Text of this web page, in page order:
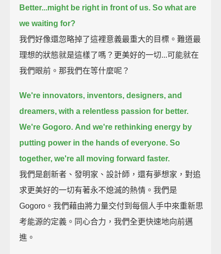
Better...might be right in front of us. So what are
we waiting for?
我們好像還忽略掉了這裡意義最重大的目標。難道最
理想的狀態就是這樣了嗎？更美好的一切...可能就在
我們眼前。那我們在等什麼呢？
We're innovators, inventors, designers, and
dreamers, with a relentless passion for better.
We're Gogoro. And we're rethinking energy by
putting power in the hands of everyone. So
together, we're all moving forward faster.
我們是創新者、發明家、設計師，還有夢想家，對追
求更美好的一切有著永不熄滅的熱情。我們是
Gogoro。我們藉由將力量交付到每個人手中來重新思
考能源的定義。同心合力，我們全更快速地向前邁
進。